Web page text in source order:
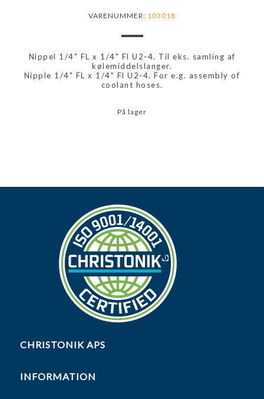
VARENUMMER: 103018
Nippel 1/4" FL x 1/4" Fl U2-4. Til eks. samling af
kølemiddelslanger.
Nipple 1/4" FL x 1/4" Fl U2-4. For e.g. assembly of
coolant hoses.
På lager
CHRISTONIK APS
INFORMATION